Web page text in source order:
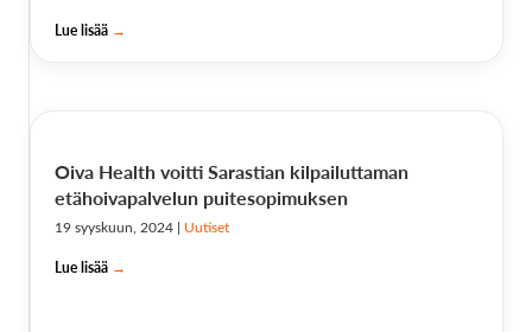
Lue lisää →
Oiva Health voitti Sarastian kilpailuttaman
etähoivapalvelun puitesopimuksen
19 syyskuun, 2024 | Uutiset
Lue lisää →